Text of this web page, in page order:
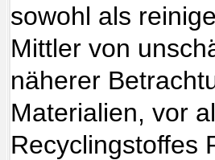
sowohl als
Mittler von
näherer
Materialien, vor
Recyclingstoffes